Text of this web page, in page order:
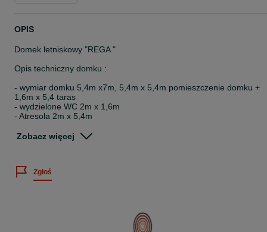
OPIS
Domek letniskowy "REGA "
Opis techniczny domku :
- wymiar domku 5,4m x7m, 5,4m x 5,4m pomieszczenie domku +
1,6m x 5,4 taras
- wydzielone WC 2m x 1,6m
- Atresola 2m x 5,4m
- wysokość całkowita ok 5m,
- grubość desek na tarasie 27mm
- podłoga w domku płyta OSB 22mm
Zobacz więcej
Zgłoś